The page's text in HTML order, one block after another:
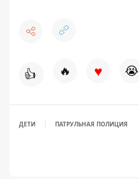
👍 🔥 ♥ 😭
ДЕТИ ПАТРУЛЬНАЯ ПОЛИЦИЯ